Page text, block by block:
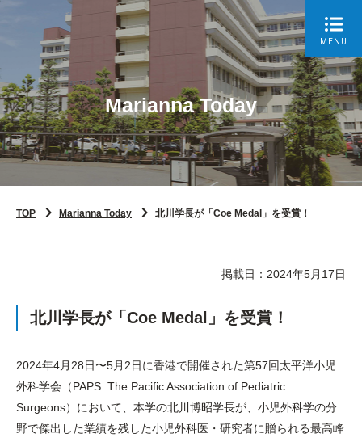
MENU
Marianna Today
TOP Marianna Today 北川学長が「Coe Medal」を受賞！
掲載日：2024年5月17日
北川学長が「Coe Medal」を受賞！
2024年4月28日〜5月2日に香港で開催された第57回太平洋小児
外科学会（PAPS: The Pacific Association of Pediatric
Surgeons）において、本学の北川博昭学長が、小児外科学の分
野で傑出した業績を残した小児外科医・研究者に贈られる最高峰